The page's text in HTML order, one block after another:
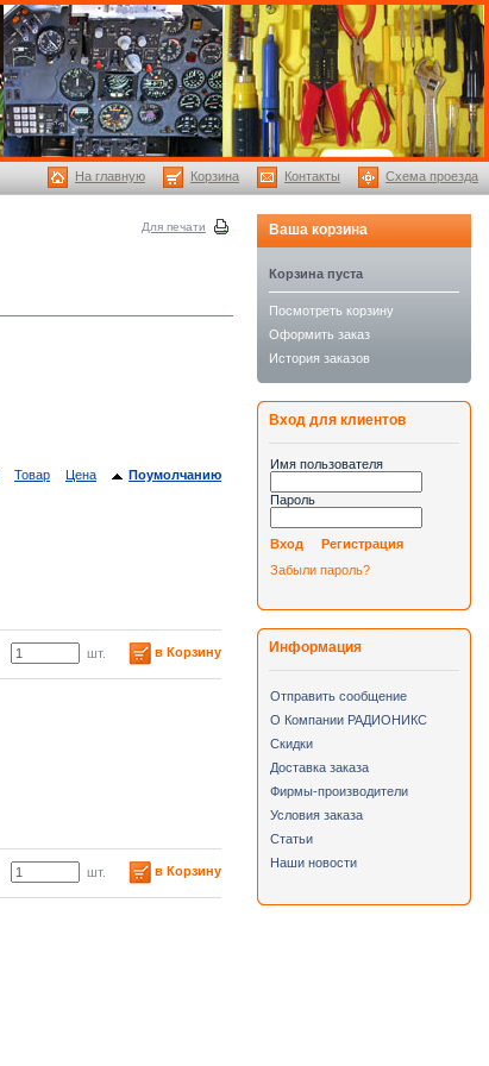
Для печати
Товар Цена Поумолчанию
шт. в Корзину
шт. в Корзину
Ваша корзина
Корзина пуста
Посмотреть корзину
Оформить заказ
История заказов
Вход для клиентов
Имя пользователя
Пароль
Вход
Регистрация
Забыли пароль?
Информация
Отправить сообщение
О Компании РАДИОНИКС
Скидки
Доставка заказа
Фирмы-производители
Условия заказа
Статьи
Наши новости
Схема проезда
Контакты
Корзина
На главную